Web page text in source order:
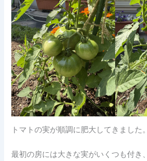
トマトの実が順調に肥大してきました。
最初の房には大きな実がいくつも付き